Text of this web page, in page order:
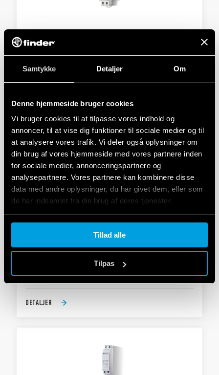
Samtykke Detaljer Om
Denne hjemmeside bruger cookies
Vi bruger cookies til at tilpasse vores indhold og
annoncer, til at vise dig funktioner til sociale medier og til
at analysere vores trafik. Vi deler også oplysninger om
din brug af vores hjemmeside med vores partnere inden
for sociale medier, annonceringspartnere og
analysepartnere. Vores partnere kan kombinere disse
data med andre oplysninger, du har givet dem, eller som
de har indsamlet fra din brug af deres tjenester.
Cookie policy.
Tillad alle
Tilpas
TYPE 19.50 - MODULER MED ANALOG
UDGANG
17,5 mm bred
24 V AC / DC strømforsyning
6 x 16 A 250 V AC-kontakter, individuelt konfigurerbar
LED-indikatorer for hvert output
DETALJER